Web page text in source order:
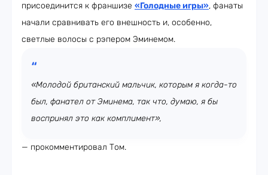
присоединится к франшизе «Голодные игры», фанаты
начали сравнивать его внешность и, особенно,
светлые волосы с рэпером Эминемом.
«Молодой британский мальчик, которым я когда-то
был, фанател от Эминема, так что, думаю, я бы
воспринял это как комплимент»,
— прокомментировал Том.